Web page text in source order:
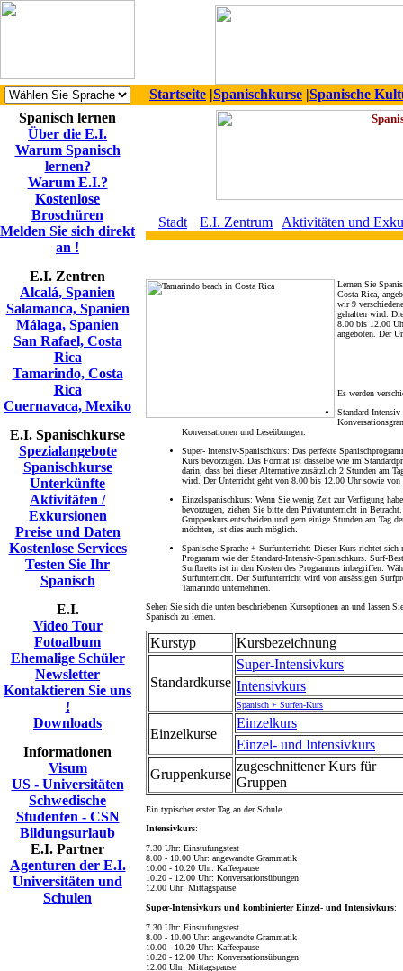
Startseite |Spanischkurse |Spanische
Spanisch lernen
Über die E.I.
Warum Spanisch
lernen?
Warum E.I.?
Kostenlose
Broschüren
Melden Sie sich direkt
an !
E.I. Zentren
Alcalá, Spanien
Salamanca, Spanien
Málaga, Spanien
San Rafael, Costa
Rica
Tamarindo, Costa
Rica
Cuernavaca, Mexiko
E.I. Spanischkurse
Spezialangebote
Spanischkurse
Unterkünfte
Aktivitäten /
Exkursionen
Preise und Daten
Kostenlose Services
Testen Sie Ihr
Spanisch
E.I.
Video Tour
Fotoalbum
Ehemalige Schüler
Newsletter
Kontaktieren Sie uns
!
Downloads
Informationen
Visum
US - Universitäten
Schwedische
Studenten - CSN
Bildungsurlaub
E.I. Partner
Agenturen der E.I.
Universitäten und
Schulen
Stadt E.I. Zentrum Aktivitäten und
Lernen Sie
Costa Rica,
wir 9
gehalten wird.
8.00 bis 12.00
angeboten. Der
Es werden
Standard-
Konversationen und Leseübungen.
Super- Intensiv-Spanischkurs: Das perfekte
Kurs bevorzugen. Das Format ist dasselbe wie im
darin, dass bei dieser Alternative zusätzlich 2 Stunden am
wird. Der Unterricht geht von 8.00 bis 12.00 Uhr sowie
Einzelspanischkurs: Wenn Sie wenig Zeit zur Verfügung
bevorzugen, ziehen Sie bitte den Privatunterricht in
Gruppenkurs entscheiden und gern einige Stunden am Tag
möchten, ist dies auch möglich.
Spanische Sprache + Surfunterricht: Dieser Kurs richtet sich
Programm wie derStandard-Intensiv-Spanischkurs. Surf-
Surfbretts ist in den Kosten des Programms inbegriffen.
Surfunterricht. Der Surfunterricht wird von ansässigen
Tamarindo unternehmen.
Sehen Sie sich die unten beschriebenen Kursoptionen an und lassen
Spanisch zu lernen.
Kurstyp Kursbezeichnung
Standardkurse
Super-Intensivkurs
Intensivkurs
Spanisch + Surfen-Kurs
Einzelkurse
Einzelkurs
Einzel- und Intensivkurs
Gruppenkurse
zugeschnittener Kurs für
Gruppen
Ein typischer erster Tag an der Schule
Intensivkurs:
7.30 Uhr: Einstufungstest
8.00 - 10.00 Uhr: angewandte Grammatik
10.00 - 10.20 Uhr: Kaffeepause
10.20 - 12.00 Uhr: Konversationsübungen
12.00 Uhr: Mittagspause
Super-Intensivkurs und kombinierter Einzel- und Intensivkurs:
7.30 Uhr: Einstufungstest
8.00 - 10.00 Uhr: angewandte Grammatik
10.00 - 10.20 Uhr: Kaffeepause
10.20 - 12.00 Uhr: Konversationsübungen
12.00 Uhr: Mittagspause